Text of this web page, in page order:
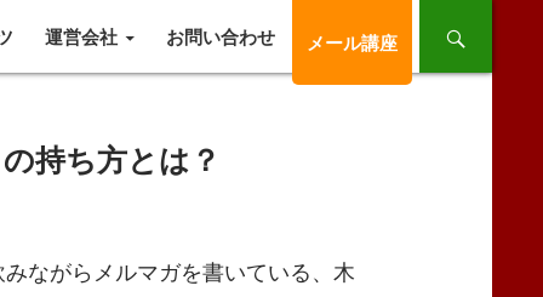
運営会社 お問い合わせ メール講座
持ち方とは？
がらメルマガを書いている、木